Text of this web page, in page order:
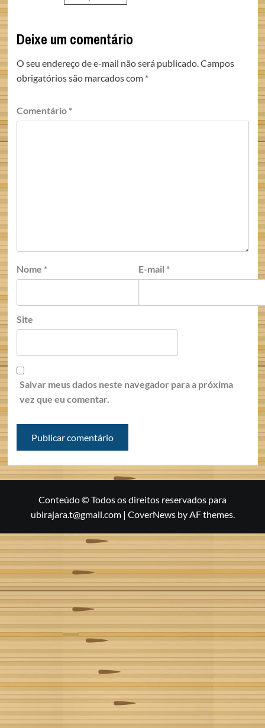
Deixe um comentário
O seu endereço de e-mail não será publicado.Campos
obrigatórios são marcados com *
Comentário *
Nome * E-mail *
Site
Salvar meus dados neste navegador para a próxima
vez que eu comentar.
Conteúdo © Todos os direitos reservados para
ubirajara.t@gmail.com | CoverNewsby AF themes.